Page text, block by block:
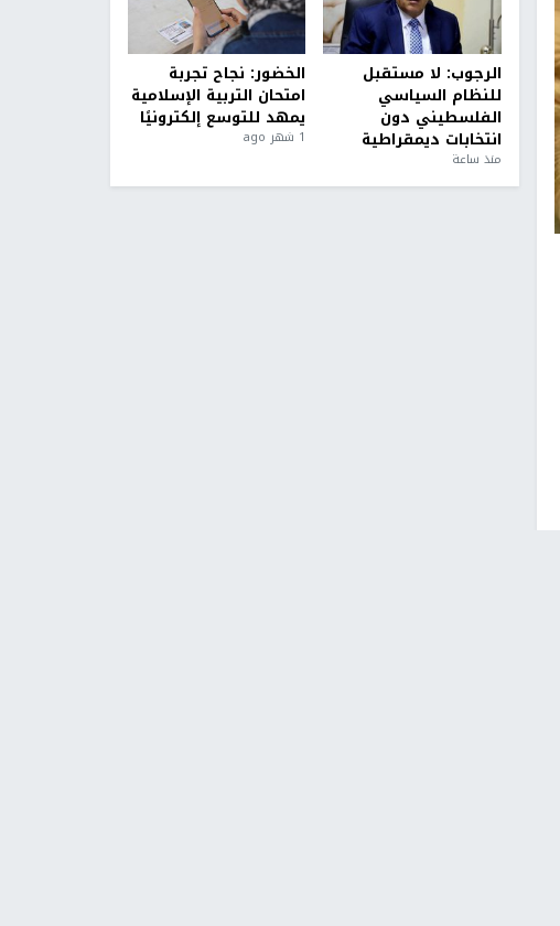
الرجوب: لا مستقبل
للنظام السياسي
الفلسطيني دون
انتخابات ديمقراطية
منذ ساعة
الخضور: نجاح تجربة
امتحان التربية الإسلامية
يمهد للتوسع إلكترونيًا
1 شهر ago